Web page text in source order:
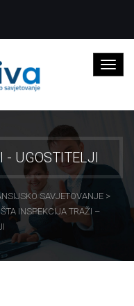
- UGOSTITELJI
SAVJETOVANJE >
ŠTA INSPEKCIJA TRAŽI –